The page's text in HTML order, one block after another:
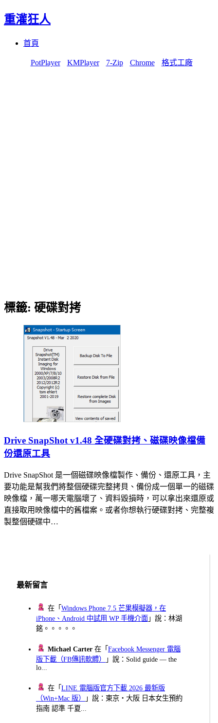
重灌狂人
首頁
PotPlayer KMPlayer 7-Zip Chrome 格式工廠
標籤: 硬碟對拷
Drive SnapShot v1.48 全硬碟對拷、磁碟映像檔備
份還原工具
Drive SnapShot 是一個磁碟映像檔製作、備份、還原工具，主
要功能是幫我們將整個硬碟完整拷貝、備份成一個單一的磁碟
映像檔，萬一哪天電腦壞了、資料毀損時，可以拿出來還原或
直接取用映像檔中的舊檔案。或者你想執行硬碟對拷、完整複
製整個硬碟中…
最新留言
在「Windows Phone 7.5 芒果模擬器，在
iPhone、Android 中試用 WP 手機介面 」說：林湖
銘。。。。。
Michael Carter 在「Facebook Messenger 電腦
版下載（FB傳訊軟體）
」說：Solid guide — the
lo...
在「LINE 電腦版官方下載 2026 最新版
（Win+Mac 版）
」說：東京・大阪 日本女生預約
指南 認準 千夏...